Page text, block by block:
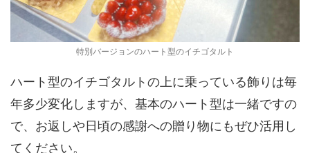
特別バージョンのハート型のイチゴタルト
ハート型のイチゴタルトの上に乗っている飾りは毎
年多少変化しますが、基本のハート型は一緒ですの
で、お返しや日頃の感謝への贈り物にもぜひ活用し
てください。